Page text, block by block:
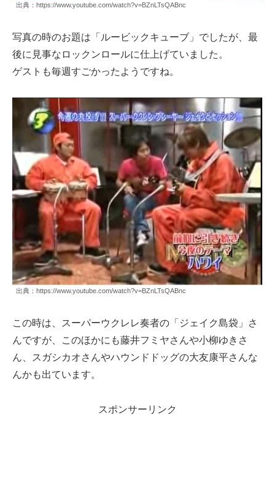
出典：https://www.youtube.com/watch?v=BZnLTsQABnc
写真の時のお題は「ルービックキューブ」でしたが、最
後に見事なロックンロールに仕上げていました。
ゲストも毎週すごかったようですね。
出典：https://www.youtube.com/watch?v=BZnLTsQABnc
この時は、スーパーウクレレ奏者の「ジェイク島袋」さ
んですが、このほかにも藤井フミヤさんや小柳ゆきさ
ん、スガシカオさんやハウンドドッグの大友康平さんな
んかも出ています。
スポンサーリンク